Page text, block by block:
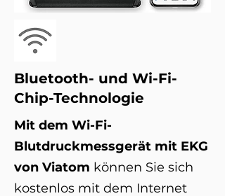
Bluetooth- und Wi-Fi-
Chip-Technologie
Mit dem Wi-Fi-
Blutdruckmessgerät mit EKG
von Viatom können Sie sich
kostenlos mit dem Internet